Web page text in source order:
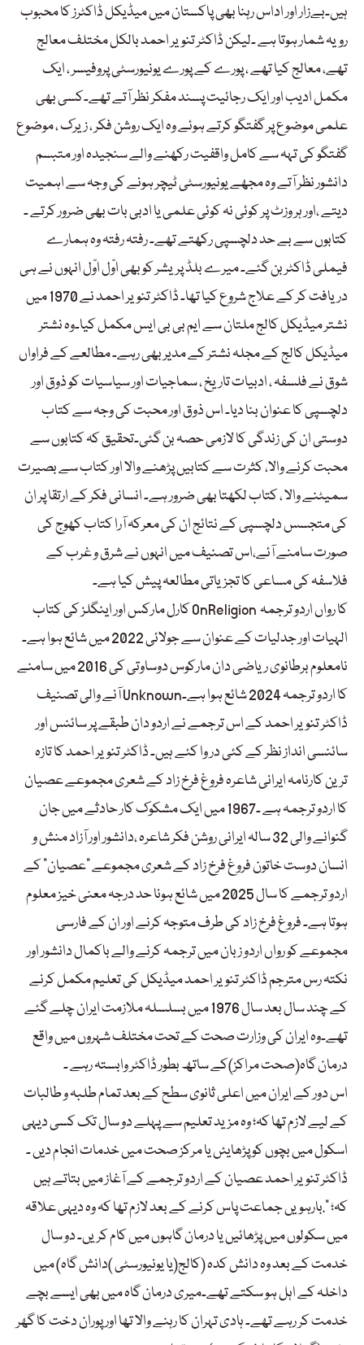
ہیں۔بےزار اور اداس رہنا بھی پاکستان میں میڈیکل ڈاکٹرز کا محبوب
رویہ شمار ہوتا ہے ۔لیکن ڈاکٹر تنویر احمد بالکل مختلف معالج
تھے، معالج کیا تھے ، پورے کے پورے یونیورسٹی پروفیسر ، ایک
مکمل ادیب اور ایک رجائیت پسند مفکر نظر آتے تھے۔کسی بھی
علمی موضوع پر گفتگو کرتے ہوئے وہ ایک روشن فکر ، زیرک ، موضوع
گفتگو کی تہہ سے کامل واقفیت رکھنے والے سنجیدہ اور متبسم
دانشور نظر آتے وہ مجھے یونیورسٹی ٹیچر ہونے کی وجہ سے اہمیت
دیتے ،اور ہر وزٹ پر کوئی نہ کوئی علمی یا ادبی بات بھی ضرور کرتے ۔
کتابوں سے بے حد دلچسپی رکھتے تھے۔ رفتہ رفتہ وہ ہمارے
فیملی ڈاکٹر بن گئے۔ میرے بلڈ پریشر کو بھی اوّل اوّل انہوں نے ہی
دریافت کر کے علاج شروع کیا تھا۔ ڈاکٹر تنویر احمد نے 1970 میں
نشتر میڈیکل کالج ملتان سے ایم بی بی ایس مکمل کیا۔وہ نشتر
میڈیکل کالج کے مجلہ نشتر کے مدیر بھی رہے۔ مطالعے کے فراواں
شوق نے فلسفہ ، ادبیات تاریخ ، سماجیات اور سیاسیات کو ذوق اور
دلچسپی کا عنوان بنا دیا۔ اس ذوق اور محبت کی وجہ سے کتاب
دوستی ان کی زندگی کا لازمی حصہ بن گئی۔تحقیق کہ کتابوں سے
محبت کرنے والا، کثرت سے کتابیں پڑھنے والا اور کتاب سے بصیرت
سمیٹنے والا ، کتاب لکھتا بھی ضرور ہے۔ انسانی فکر کے ارتقا پر ان
کی متجسس دلچسپی کے نتائج ان کی معرکہ آرا کتاب کھوج کی
صورت سامنے آئے،اس تصنیف میں انہوں نے شرق و غرب کے
فلاسفہ کی مساعی کا تجزیاتی مطالعہ پیش کیا ہے۔
کارل مارکس اور اینگلز کی کتاب OnReligion کا رواں اردو ترجمہ
الہیات اور جدلیات کے عنوان سے جولائی 2022 میں شائع ہوا ہے۔
نامعلوم برطانوی ریاضی دان مارکوس دوساوتی کی 2016 میں سامنے
آنے والی تصنیف Unknownکا اردو ترجمہ 2024 شائع ہوا ہے۔
ڈاکٹر تنویر احمد کے اس ترجمے نے اردو دان طبقے پر سائنس اور
سائنسی انداز نظر کے کئی در وا کئے ہیں۔ ڈاکٹر تنویر احمد کا تازہ
ترین کارنامہ ایرانی شاعرہ فروغ فرخ زاد کے شعری مجموعے عصیان
کا اردو ترجمہ ہے ۔1967 میں ایک مشکوک کار حادثے میں جان
گنوانے والی 32 سالہ ایرانی روشن فکر شاعرہ ،دانشور اور آزاد منش و
انسان دوست خاتون فروغ فرخ زاد کے شعری مجموعے “عصیان” کے
اردو ترجمے کا سال 2025 میں شائع ہونا حد درجہ معنی خیز معلوم
ہوتا ہے۔ فروغ فرخ زاد کی طرف متوجہ کرنے اور ان کے فارسی
مجموعے کو رواں اردو زبان میں ترجمہ کرنے والے باکمال دانشور اور
نکتہ رس مترجم ڈاکٹر تنویر احمد میڈیکل کی تعلیم مکمل کرنے
کے چند سال بعد سال 1976 میں بسلسلہ ملازمت ایران چلے گئے
تھے۔وہ ایران کی وزارت صحت کے تحت مختلف شہروں میں واقع
درمان گاہ(صحت مراکز)کے ساتھ بطور ڈاکٹر وابستہ رہے ۔
اس دور کے ایران میں اعلی ثانوی سطح کے بعد تمام طلبہ و طالبات
کے لیے لازم تھا کہ؛ وہ مزید تعلیم سے پہلے دو سال تک کسی دیہی
اسکول میں بچوں کو پڑھایئں یا مرکز صحت میں خدمات انجام دیں ۔
ڈاکٹر تنویر احمد عصیان کے اردو ترجمے کے آغاز میں بتاتے ہیں
کہ؛ “.بارہویں جماعت پاس کرنے کے بعد لازم تھا کہ وہ دیہی علاقہ
میں سکولوں میں پڑھائیں یا درمان گاہوں میں کام کریں۔ دو سال
خدمت کے بعد وہ دانش کدہ (کالج(یا یونیورسٹی )دانش گاہ) میں
داخلہ کے اہل ہو سکتے تھے۔میری درمان گاہ میں بھی ایسے بچے
خدمت کر رہے تھے۔ ہادی تہران کا رہنے والا تھا اور پوران دخت کا گھر